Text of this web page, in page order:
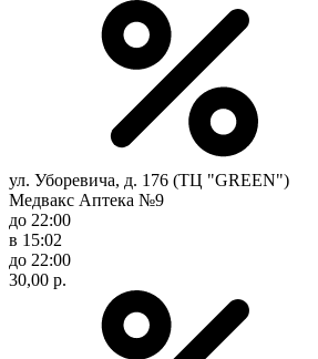
ул. Уборевича, д. 176 (ТЦ "GREEN")
Медвакс Аптека №9
до 22:00
в 15:02
до 22:00
30,00 р.